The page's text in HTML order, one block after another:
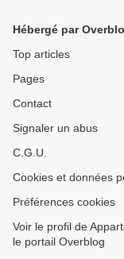
Hébergé par
Top articles
Pages
Contact
Signaler un abus
C.G.U.
Cookies et données
Préférences cookies
Voir le profil de
le portail Overblog